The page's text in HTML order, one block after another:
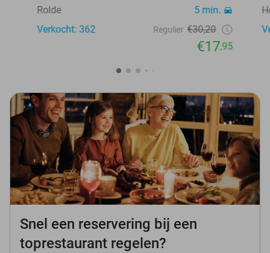
Rolde
5 min.
Verkocht: 362
Regulier €30,20
€17,95
Snel een reservering bij een
toprestaurant regelen?